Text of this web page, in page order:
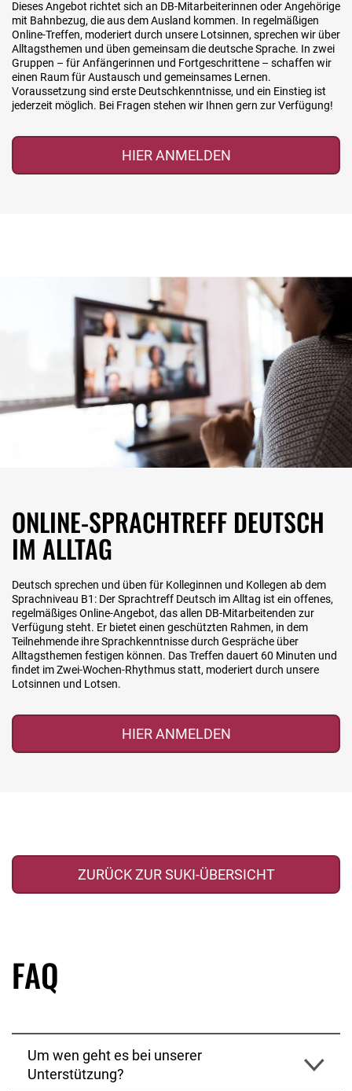
Dieses Angebot richtet sich an DB-Mitarbeiterinnen oder Angehörige
mit Bahnbezug, die aus dem Ausland kommen. In regelmäßigen
Online-Treffen, moderiert durch unsere Lotsinnen, sprechen wir über
Alltagsthemen und üben gemeinsam die deutsche Sprache. In zwei
Gruppen – für Anfängerinnen und Fortgeschrittene – schaffen wir
einen Raum für Austausch und gemeinsames Lernen.
Voraussetzung sind erste Deutschkenntnisse, und ein Einstieg ist
jederzeit möglich. Bei Fragen stehen wir Ihnen gern zur Verfügung!
HIER ANMELDEN
ONLINE-SPRACHTREFF DEUTSCH
IM ALLTAG
Deutsch sprechen und üben für Kolleginnen und Kollegen ab dem
Sprachniveau B1: Der Sprachtreff Deutsch im Alltag ist ein offenes,
regelmäßiges Online-Angebot, das allen DB-Mitarbeitenden zur
Verfügung steht. Er bietet einen geschützten Rahmen, in dem
Teilnehmende ihre Sprachkenntnisse durch Gespräche über
Alltagsthemen festigen können. Das Treffen dauert 60 Minuten und
findet im Zwei-Wochen-Rhythmus statt, moderiert durch unsere
Lotsinnen und Lotsen.
HIER ANMELDEN
ZURÜCK ZUR SUKI-ÜBERSICHT
FAQ
Um wen geht es bei unserer
Unterstützung?